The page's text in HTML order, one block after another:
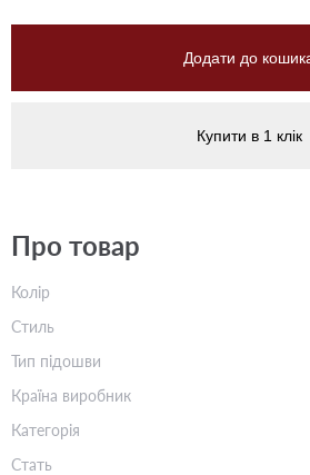
Додати до
Купити в 1 клік
Про товар
Колір
Стиль
Тип підошви
Країна виробник
Категорія
Стать